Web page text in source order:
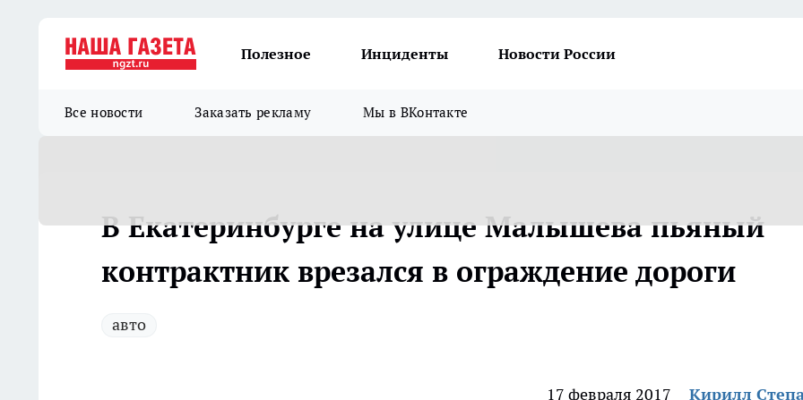
Полезное Инциденты Новости России
Все новости Заказать рекламу Мы в ВКонтакте
В Екатеринбурге на улице Малышева пьяный
контрактник врезался в ограждение дороги
авто
17 февраля 2017 Кирилл